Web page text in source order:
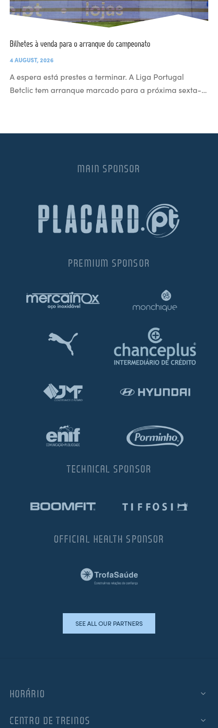
Bilhetes à venda para o arranque do campeonato
4 AUGUST, 2026
A espera está prestes a terminar. A Liga Portugal
Betclic tem arranque marcado para a próxima sexta-…
MAIN SPONSOR
PREMIUM SPONSOR
TECHNICAL SPONSOR
OFFICIAL HEALTH SPONSOR
SEE ALL OUR PARTNERS
HORÁRIO
CENTRO DE TREINOS